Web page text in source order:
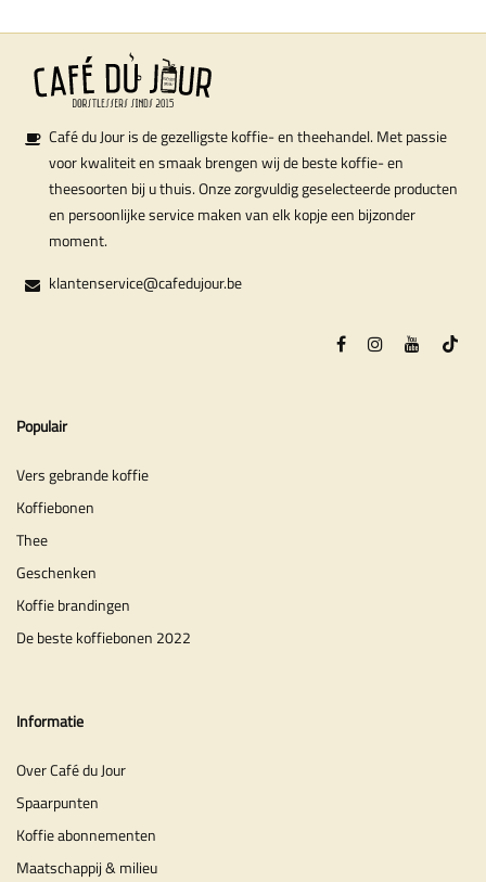
Café du Jour is de gezelligste koffie- en theehandel. Met passie
voor kwaliteit en smaak brengen wij de beste koffie- en
theesoorten bij u thuis. Onze zorgvuldig geselecteerde producten
en persoonlijke service maken van elk kopje een bijzonder
moment.
klantenservice@cafedujour.be
Populair
Vers gebrande koffie
Koffiebonen
Thee
Geschenken
Koffie brandingen
De beste koffiebonen 2022
Informatie
Over Café du Jour
Spaarpunten
Koffie abonnementen
Maatschappij & milieu